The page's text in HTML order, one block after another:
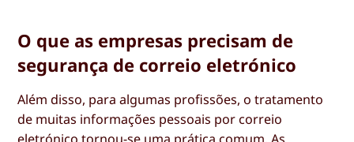
O que as empresas precisam de
segurança de correio eletrónico
Além disso, para algumas profissões, o tratamento
de muitas informações pessoais por correio